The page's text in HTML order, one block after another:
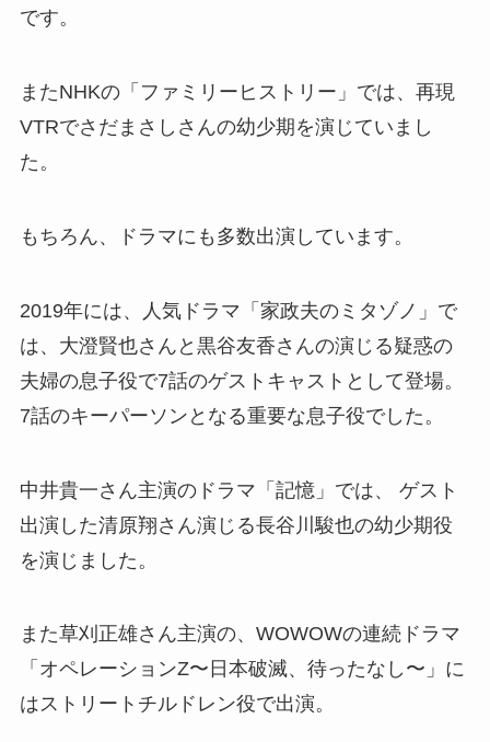
です。
またNHKの「ファミリーヒストリー」では、再現
VTRでさだまさしさんの幼少期を演じていまし
た。
もちろん、ドラマにも多数出演しています。
2019年には、人気ドラマ「家政夫のミタゾノ」で
は、大澄賢也さんと黒谷友香さんの演じる疑惑の
夫婦の息子役で7話のゲストキャストとして登場。
7話のキーパーソンとなる重要な息子役でした。
中井貴一さん主演のドラマ「記憶」では、 ゲスト
出演した清原翔さん演じる長谷川駿也の幼少期役
を演じました。
また草刈正雄さん主演の、 WOWOWの連続ドラマ
「オペレーションZ〜日本破滅、待ったなし〜」に
はストリートチルドレン役で出演。